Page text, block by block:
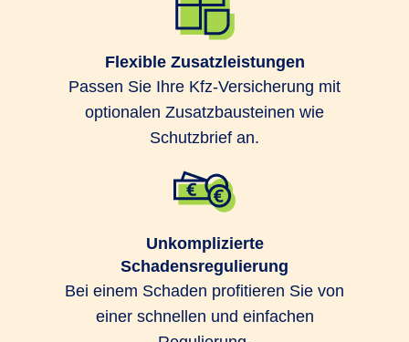
Flexible Zusatzleistungen
Passen Sie Ihre Kfz-Versicherung mit
optionalen Zusatzbausteinen wie
Schutzbrief an.
Unkomplizierte
Schadensregulierung
Bei einem Schaden profitieren Sie von
einer schnellen und einfachen